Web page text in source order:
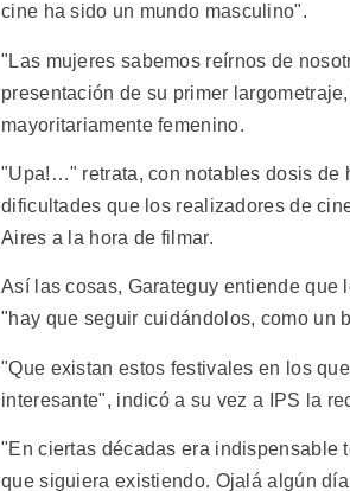
cine ha sido un mundo masculino".
"Las mujeres sabemos reírnos de
presentación de su primer
mayoritariamente femenino.
"Upa!…" retrata, con notables dosis de
dificultades que los realizadores de
Aires a la hora de filmar.
Así las cosas, Garateguy entiende
"hay que seguir cuidándolos, como un
"Que existan estos festivales en los
interesante", indicó a su vez a IPS la
"En ciertas décadas era indispensable
que siguiera existiendo. Ojalá algún